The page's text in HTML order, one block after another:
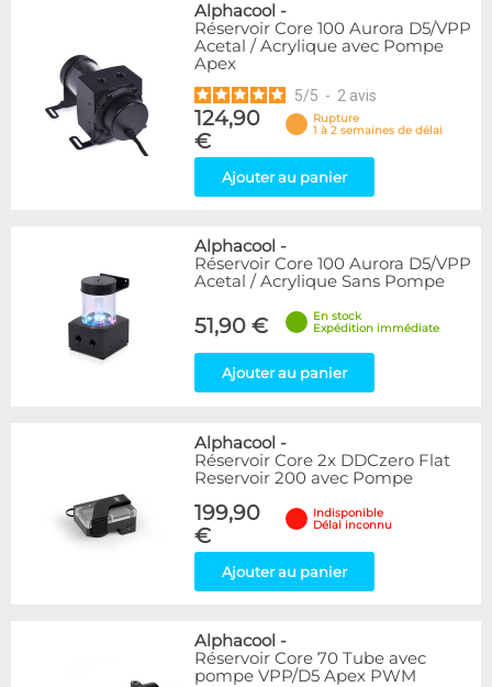
Alphacool -
Réservoir Core 100 Aurora D5/VPP
Acetal / Acrylique avec Pompe
Apex
5/5 - 2 avis
124,90
€
Rupture
1 à 2 semaines de délai
Ajouter au panier
Alphacool -
Réservoir Core 100 Aurora D5/VPP
Acetal / Acrylique Sans Pompe
51,90 €
En stock
Expédition immédiate
Ajouter au panier
Alphacool -
Réservoir Core 2x DDCzero Flat
Reservoir 200 avec Pompe
199,90
€
Indisponible
Délai inconnu
Ajouter au panier
Alphacool -
Réservoir Core 70 Tube avec
pompe VPP/D5 Apex PWM